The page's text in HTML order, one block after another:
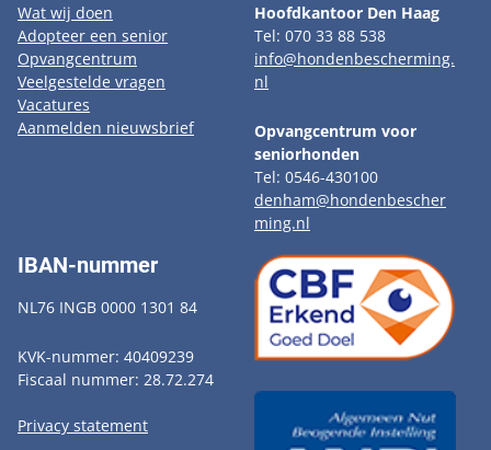
Wat wij doen
Adopteer een senior
Opvangcentrum
Veelgestelde vragen
Vacatures
Aanmelden nieuwsbrief
Hoofdkantoor Den Haag
Tel: 070 33 88 538
info@hondenbescherming.
nl
Opvangcentrum voor
seniorhonden
Tel: 0546-430100
denham@hondenbescher
ming.nl
IBAN-nummer
NL76 INGB 0000 1301 84
KVK-nummer: 40409239
Fiscaal nummer: 28.72.274
Privacy statement